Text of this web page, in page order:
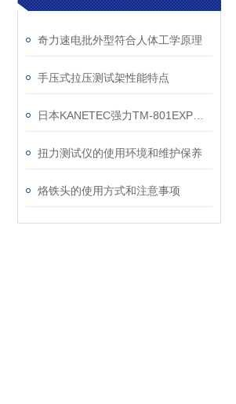
奇力速电批外型符合人体工学原理
手压式拉压测试架性能特点
扭力测试仪的使用环境和维护保养
烙铁头的使用方式和注意事项